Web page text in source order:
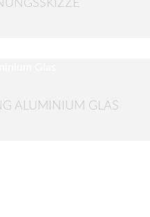
ALUMINIUM GLAS